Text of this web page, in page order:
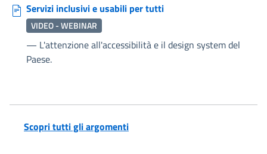
Servizi inclusivi e usabili per tutti
VIDEO - WEBINAR
— L'attenzione all'accessibilità e il design system del
Paese.
Scopri tutti gli argomenti